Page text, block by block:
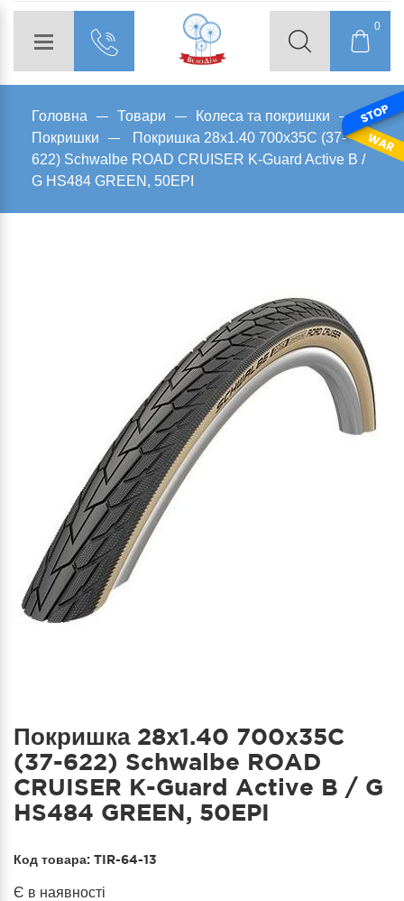
0
Головна Товари
Колеса та покришки
Покришки
Покришка 28x1.40 700x35C (37-
622) Schwalbe ROAD CRUISER K-Guard Active B /
G HS484 GREEN, 50EPI
Покришка 28x1.40 700x35C
(37-622) Schwalbe ROAD
CRUISER K-Guard Active B / G
HS484 GREEN, 50EPI
Код товара: TIR-64-13
Є в наявності